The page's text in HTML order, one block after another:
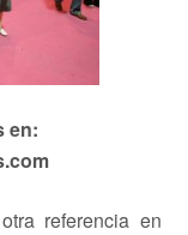
en:
referencia en